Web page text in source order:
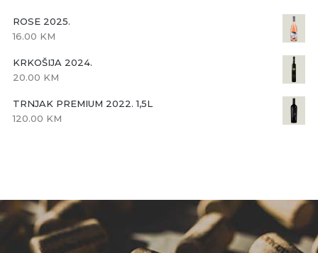
ROSE 2025.
16.00 KM
KRKOŠIJA 2024.
20.00 KM
TRNJAK PREMIUM 2022. 1,5L
120.00 KM